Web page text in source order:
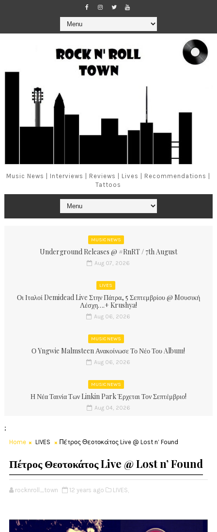
Music News | Interviews | Reviews | Lives | Recommendations |
Tattoos
MUSIC NEWS
Underground Releases @ #RnRT / 7th August
Aug 07, 2026
LIVES
Οι Ιταλοί Demidead Live Στην Πάτρα, 5 Σεπτεμβρίου @ Moυσική
Λέσχη….+ Krushya!
Aug 06, 2026
MUSIC NEWS
Ο Yngwie Malmsteen Ανακοίνωσε Το Νέο Του Album!
Aug 06, 2026
MUSIC NEWS
Η Νέα Ταινία Των Linkin Park Έρχεται Τον Σεπτέμβριο!
Aug 04, 2026
;
Home LIVES Πέτρος Θεοτοκάτος Live @ Lost n’ Found
Πέτρος Θεοτοκάτος Live @ Lost n’ Found
rocknroll_town 12 years ago LIVES,